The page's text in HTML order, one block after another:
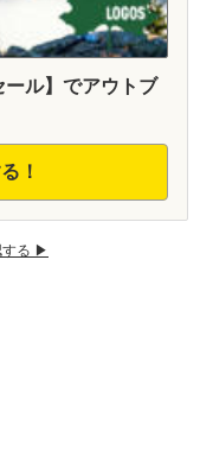
ル】でアウトブ
！
する ▶︎